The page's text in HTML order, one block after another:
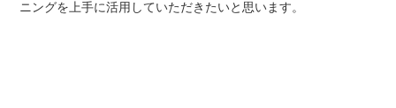
ニングを上手に活用していただきたいと思います。